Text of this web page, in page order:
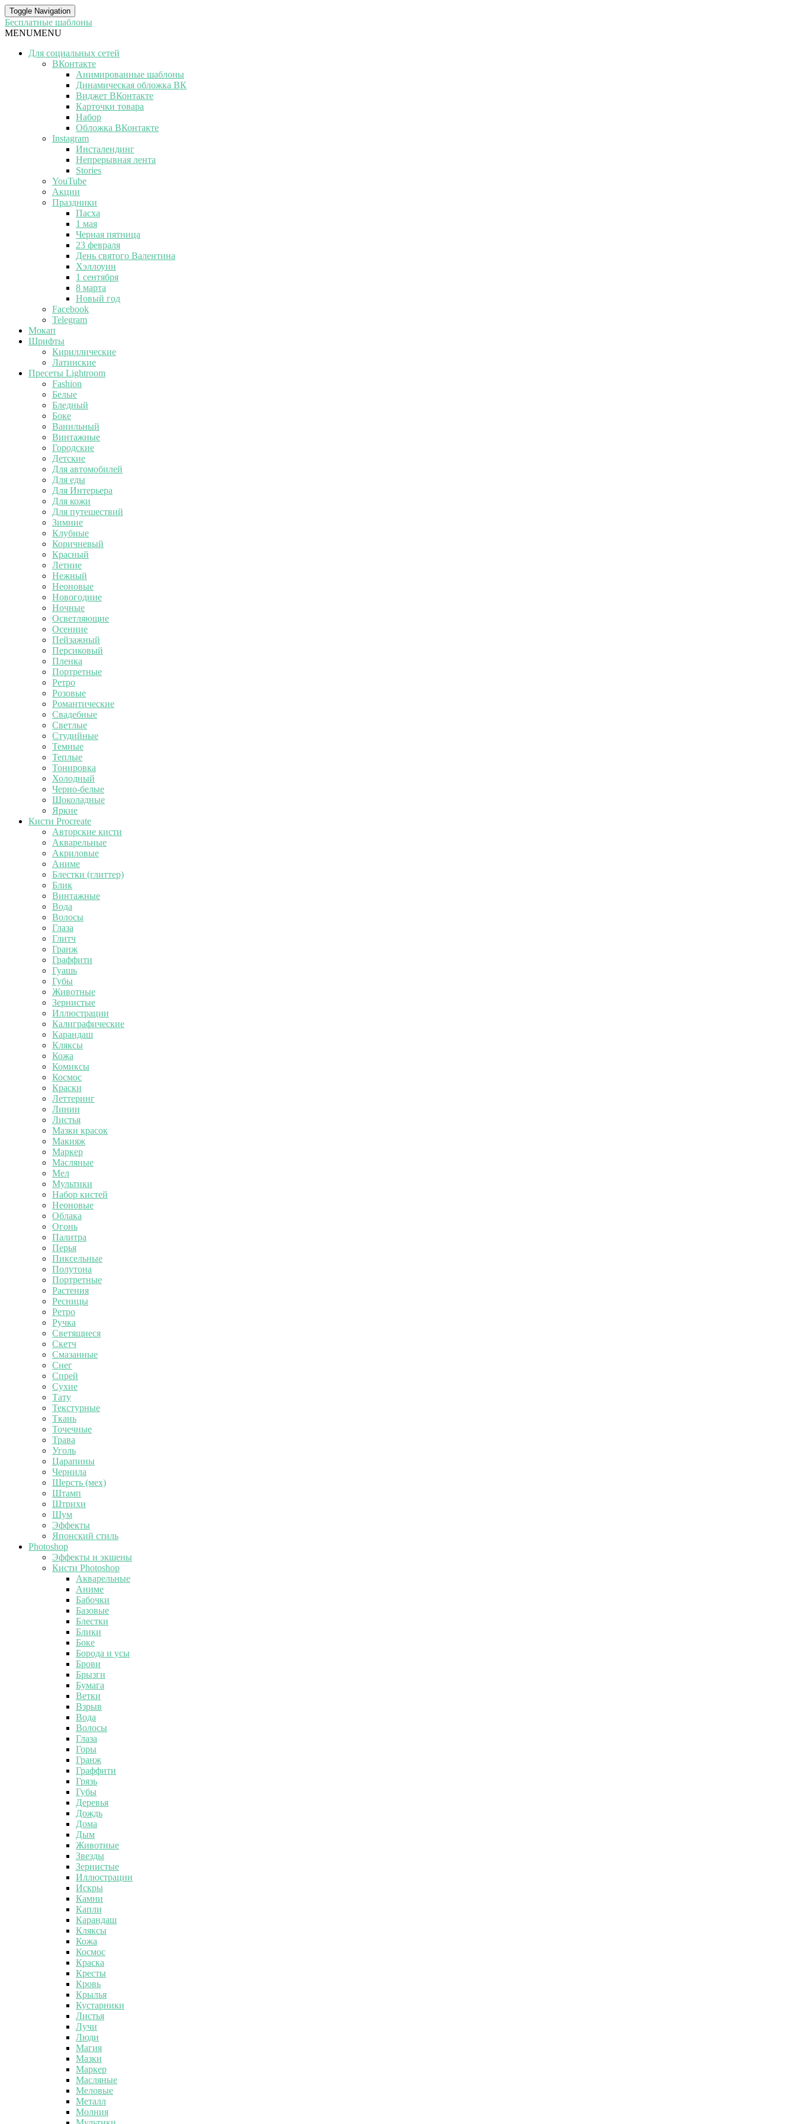
Toggle Navigation
Бесплатные шаблоны
MENUMENU
Для социальных сетей
ВКонтакте
Анимированные шаблоны
Динамическая обложка ВК
Виджет ВКонтакте
Карточки товара
Набор
Обложка ВКонтакте
Instagram
Инсталендинг
Непрерывная лента
Stories
YouTube
Акции
Праздники
Пасха
1 мая
Черная пятница
23 февраля
День святого Валентина
Хэллоуин
1 сентября
8 марта
Новый год
Facebook
Telegram
Мокап
Шрифты
Кириллические
Латинские
Пресеты Lightroom
Fashion
Белые
Бледный
Боке
Ванильный
Винтажные
Городские
Детские
Для автомобилей
Для еды
Для Интерьера
Для кожи
Для путешествий
Зимние
Клубные
Коричневый
Красный
Летние
Нежный
Неоновые
Новогодние
Ночные
Осветляющие
Осенние
Пейзажный
Персиковый
Пленка
Портретные
Ретро
Розовые
Романтические
Свадебные
Светлые
Студийные
Темные
Теплые
Тонировка
Холодный
Черно-белые
Шоколадные
Яркие
Кисти Procreate
Авторские кисти
Акварельные
Акриловые
Аниме
Блестки (глиттер)
Блик
Винтажные
Вода
Волосы
Глаза
Глитч
Гранж
Граффити
Гуашь
Губы
Животные
Зернистые
Иллюстрации
Калиграфические
Карандаш
Кляксы
Кожа
Комиксы
Космос
Краски
Леттеринг
Линии
Листья
Мазки красок
Макияж
Маркер
Масляные
Мел
Мультики
Набор кистей
Неоновые
Облака
Огонь
Палитра
Перья
Пиксельные
Полутона
Портретные
Растения
Ресницы
Ретро
Ручка
Светящиеся
Скетч
Смазанные
Снег
Спрей
Сухие
Тату
Текстурные
Ткань
Точечные
Трава
Уголь
Царапины
Чернила
Шерсть (мех)
Штамп
Штрихи
Шум
Эффекты
Японский стиль
Photoshop
Эффекты и экшены
Кисти Photoshop
Акварельные
Аниме
Бабочки
Базовые
Блестки
Блики
Боке
Борода и усы
Брови
Брызги
Бумага
Ветки
Взрыв
Вода
Волосы
Глаза
Горы
Гранж
Граффити
Грязь
Губы
Деревья
Дождь
Дома
Дым
Животные
Звезды
Зернистые
Иллюстрации
Искры
Камни
Капли
Карандаш
Кляксы
Кожа
Космос
Краска
Кресты
Кровь
Крылья
Кустарники
Листья
Лучи
Люди
Магия
Мазки
Маркер
Масляные
Меловые
Металл
Молния